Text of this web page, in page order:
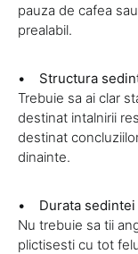
pauza de cafea
prealabil.
• Structura
Trebuie sa ai clar
destinat intalnirii
destinat
dinainte.
• Durata sedintei
Nu trebuie sa tii
plictisesti cu tot